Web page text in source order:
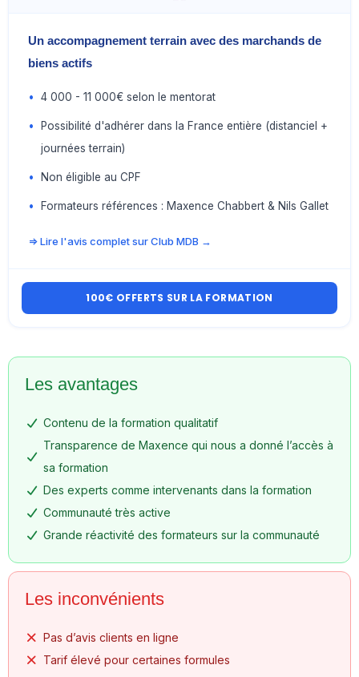
Un accompagnement terrain avec des marchands de
biens actifs
• 4 000 - 11 000€ selon le mentorat
•
Possibilité d'adhérer dans la France entière (distanciel +
journées terrain)
• Non éligible au CPF
• Formateurs références : Maxence Chabbert & Nils Gallet
=> Lire l'avis complet sur Club MDB →
100€ OFFERTS SUR LA FORMATION
Les avantages
Contenu de la formation qualitatif
Transparence de Maxence qui nous a donné l’accès à
sa formation
Des experts comme intervenants dans la formation
Communauté très active
Grande réactivité des formateurs sur la communauté
Les inconvénients
Pas d’avis clients en ligne
Tarif élevé pour certaines formules